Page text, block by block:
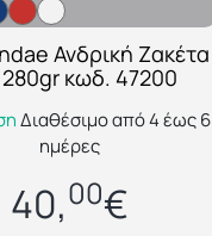
loop=yes]
Ανδρική Ζακέτα
κωδ. 47200
ζακέτα φούτερ με
της εταιρείας Sol's
μια άνετη και στυλάτη
σχεδιασμένη για κάθε
περίστ...
Διαθέσιμο από 4 έως 6
ημέρες
40,00€